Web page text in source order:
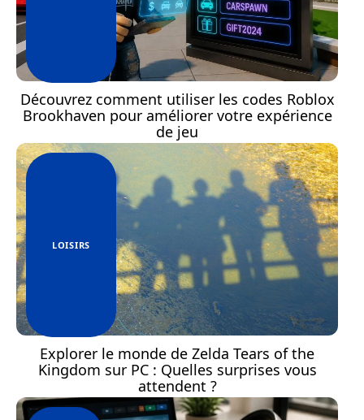
Découvrez comment utiliser les codes Roblox
Brookhaven pour améliorer votre expérience
de jeu
LOISIRS
Explorer le monde de Zelda Tears of the
Kingdom sur PC : Quelles surprises vous
attendent ?